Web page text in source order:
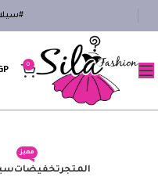
0
المتجرتخفيضات
مميز